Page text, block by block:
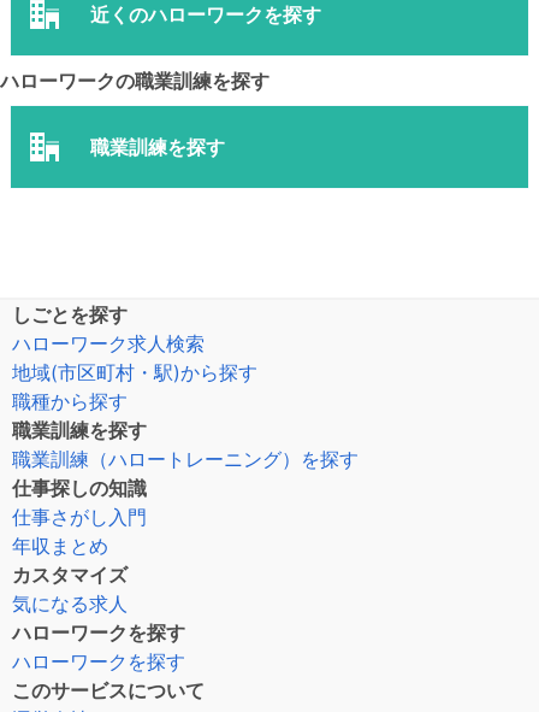
近くのハローワークを探す
ハローワークの職業訓練を探す
職業訓練を探す
しごとを探す
ハローワーク求人検索
地域(市区町村・駅)から探す
職種から探す
職業訓練を探す
職業訓練（ハロートレーニング）を探す
仕事探しの知識
仕事さがし入門
年収まとめ
カスタマイズ
気になる求人
ハローワークを探す
ハローワークを探す
このサービスについて